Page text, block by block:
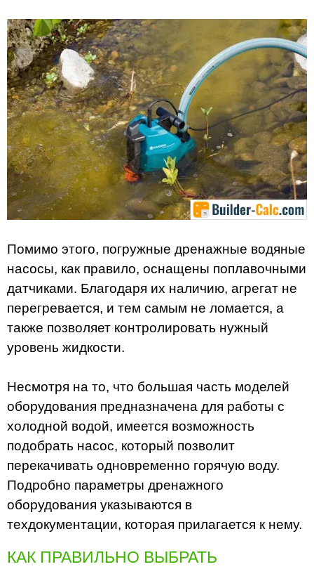
Помимо этого, погружные дренажные водяные
насосы, как правило, оснащены поплавочными
датчиками. Благодаря их наличию, агрегат не
перегревается, и тем самым не ломается, а
также позволяет контролировать нужный
уровень жидкости.
Несмотря на то, что большая часть моделей
оборудования предназначена для работы с
холодной водой, имеется возможность
подобрать насос, который позволит
перекачивать одновременно горячую воду.
Подробно параметры дренажного
оборудования указываются в
техдокументации, которая прилагается к нему.
КАК ПРАВИЛЬНО ВЫБРАТЬ